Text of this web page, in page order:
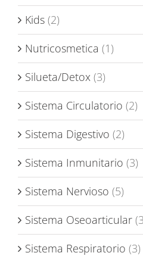
Kids (2)
Nutricosmetica (1)
Silueta/Detox (3)
Sistema Circulatorio (2)
Sistema Digestivo (2)
Sistema Inmunitario (3)
Sistema Nervioso (5)
Sistema Oseoarticular
Sistema Respiratorio (3)